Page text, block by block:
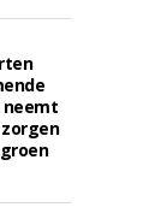
neemt